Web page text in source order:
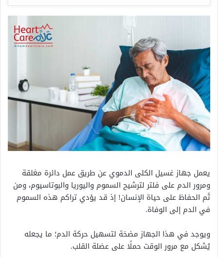
يعمل جهاز غسيل الكلى الدموي عن طريق عمل دائرة مغلقة
ومرور الدم على فلتر لترشيح السموم واليوريا والبوتاسيوم، ومن
ثَم الحفاظ على حياة الإنسان! إذ قد يؤدي تراكم هذه السموم
في الدم إلى الوفاة.
ويوجد في هذا الجهاز مضخة لتسهيل حركة الدم؛ ما يجعله
يُشكل مع مرور الوقت حملًا على عضلة القلب.